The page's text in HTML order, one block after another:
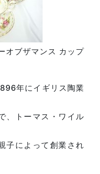
オブザマンス カップ
年にイギリス陶業
、トーマス・ワイル
子によって創業され